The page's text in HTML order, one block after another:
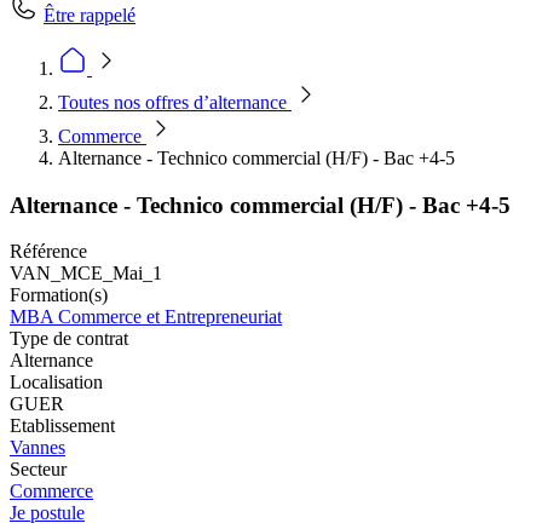
Être rappelé
Toutes nos offres d’alternance
Commerce
Alternance - Technico commercial (H/F) - Bac +4-5
Alternance - Technico commercial (H/F) - Bac +4-5
Référence
VAN_MCE_Mai_1
Formation(s)
MBA Commerce et Entrepreneuriat
Type de contrat
Alternance
Localisation
GUER
Etablissement
Vannes
Secteur
Commerce
Je postule